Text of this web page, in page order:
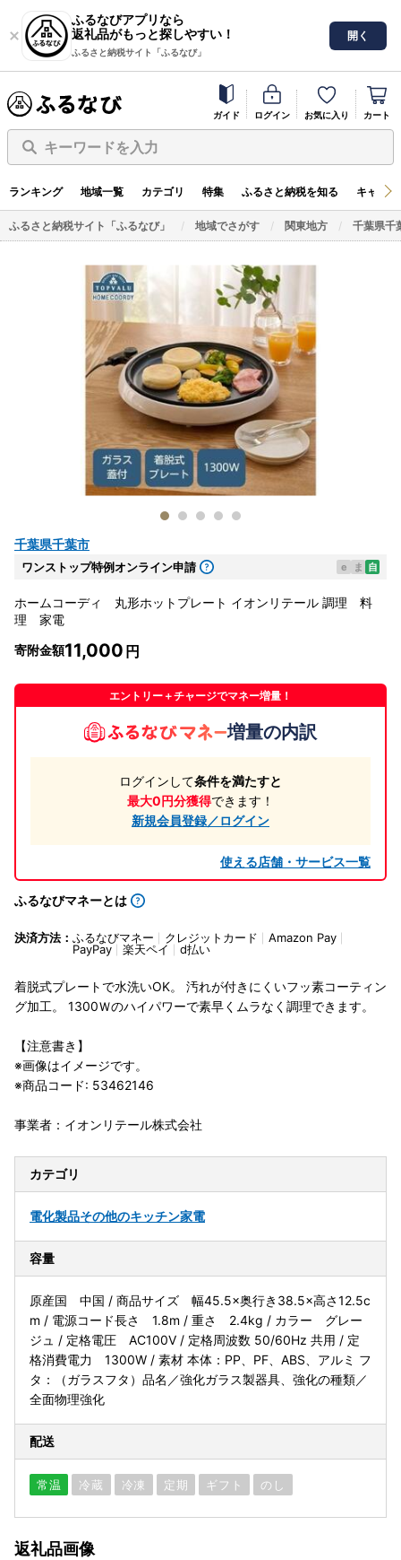
ふるなびアプリなら
返礼品がもっと探しやすい！
ふるさと納税サイト「ふるなび」
開く
ガイド ログイン お気に入り カート
キーワードを入力
ランキング 地域一覧 カテゴリ 特集 ふるさと納税を知る キャン
ふるさと納税サイト「ふるなび」 地域でさがす 関東地方 千葉県千
千葉県千葉市
ワンストップ特例オンライン申請 e ま 自
ホームコーディ 丸形ホットプレート イオンリテール 調理 料
理 家電
寄附金額11,000
エントリー＋チャージでマネー増量！
増量の内訳
ログインして条件を満たすと
最大0円分獲得できます！
新規会員登録／ログイン
使える店舗・サービス一覧
ふるなびマネーとは
決済方法： ふるなびマネー クレジットカード
Amazon Pay
PayPay
楽天ペイ d払い
着脱式プレートで水洗いOK。 汚れが付きにくいフッ素コーティン
グ加工。 1300Ｗのハイパワーで素早くムラなく調理できます。
【注意書き】
※画像はイメージです。
※商品コード: 53462146
事業者：イオンリテール株式会社
カテゴリ
電化製品その他のキッチン家電
容量
原産国 中国 / 商品サイズ 幅45.5×奥行き38.5×高さ12.5c
m / 電源コード長さ 1.8m / 重さ 2.4kg / カラー グレー
ジュ / 定格電圧 AC100V / 定格周波数 50/60Hz 共用 / 定
格消費電力 1300W / 素材 本体：PP、PF、ABS、アルミ フ
タ：（ガラスフタ）品名／強化ガラス製器具、強化の種類／
全面物理強化
配送
常温 冷蔵 冷凍 定期 ギフト のし
返礼品画像